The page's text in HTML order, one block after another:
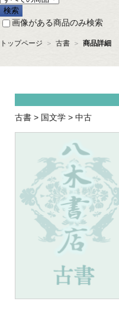
画像がある商品のみ検索
トップページ ＞ 古書 ＞ 商品詳細
古書 > 国文学 > 中古